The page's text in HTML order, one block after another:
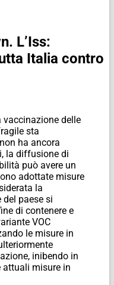
L’Iss:
Italia contro
vaccinazione delle
sta
ha ancora
la diffusione di
può avere un
adottate misure
la
del paese si
di contenere e
VOC
le misure in
inibendo in
attuali misure in